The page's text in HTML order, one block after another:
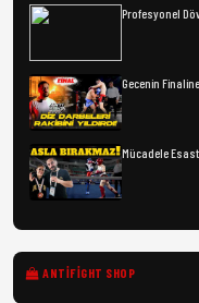
Profesyonel
Gecenin
Mücadele
ANTIFIGHT SHOP